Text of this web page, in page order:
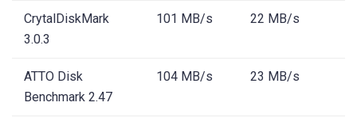
CrytalDiskMark
3.0.3
101 MB/s 22 MB/s
ATTO Disk
Benchmark 2.47
104 MB/s 23 MB/s